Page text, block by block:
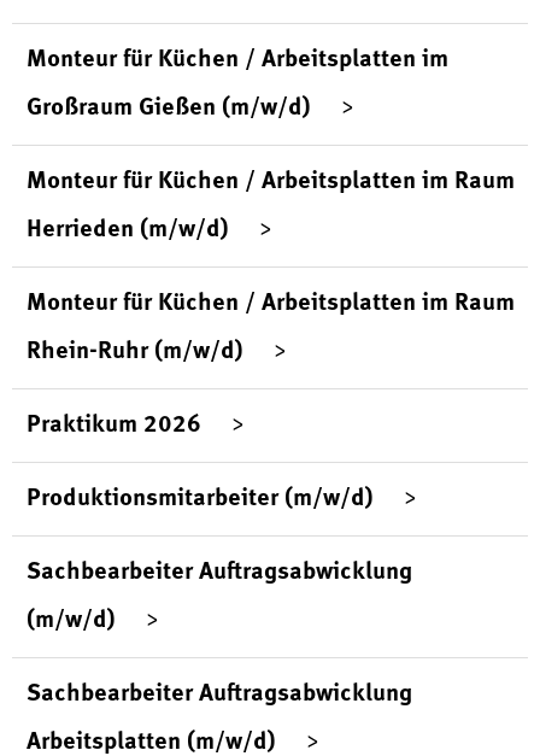
Monteur für Küchen / Arbeitsplatten im
Großraum Gießen (m/w/d)
Monteur für Küchen / Arbeitsplatten im Raum
Herrieden (m/w/d)
Monteur für Küchen / Arbeitsplatten im Raum
Rhein-Ruhr (m/w/d)
Praktikum 2026
Produktionsmitarbeiter (m/w/d)
Sachbearbeiter Auftragsabwicklung
(m/w/d)
Sachbearbeiter Auftragsabwicklung
Arbeitsplatten (m/w/d)